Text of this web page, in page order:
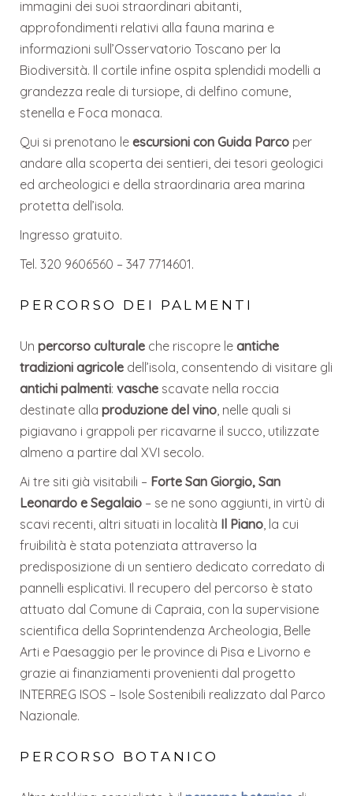
immagini dei suoi straordinari abitanti,
approfondimenti relativi alla fauna marina e
informazioni sull’Osservatorio Toscano per la
Biodiversità. Il cortile infine ospita splendidi modelli a
grandezza reale di tursiope, di delfino comune,
stenella e Foca monaca.
Qui si prenotano leescursioni con Guida Parco per
andare alla scoperta dei sentieri, dei tesori geologici
ed archeologici e della straordinaria area marina
protetta dell’isola.
Ingresso gratuito.
Tel. 320 9606560 – 347 7714601.
PERCORSO DEI PALMENTI
Unpercorso culturale che riscopre leantiche
tradizioni agricole dell’isola, consentendo di visitare gli
antichi palmenti:vasche scavate nella roccia
destinate allaproduzione del vino, nelle quali si
pigiavano i grappoli per ricavarne il succo, utilizzate
almeno a partire dal XVI secolo.
Ai tre siti già visitabili – Forte San Giorgio, San
Leonardo e Segalaio – se ne sono aggiunti, in virtù di
scavi recenti, altri situati in località Il Piano, la cui
fruibilità è stata potenziata attraverso la
predisposizione di un sentiero dedicato corredato di
pannelli esplicativi. Il recupero del percorso è stato
attuato dal Comune di Capraia, con la supervisione
scientifica della Soprintendenza Archeologia, Belle
Arti e Paesaggio per le province di Pisa e Livorno e
grazie ai finanziamenti provenienti dal progetto
INTERREG ISOS – Isole Sostenibili realizzato dal Parco
Nazionale.
PERCORSO BOTANICO